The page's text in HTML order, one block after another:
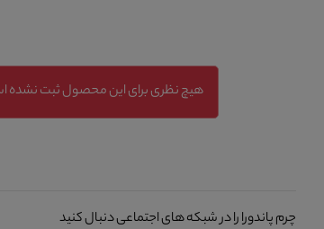
هیچ نظری برای این محصول ثبت نشده
چرم پاندورا را در شبکه های اجتماعی دنبال کنید